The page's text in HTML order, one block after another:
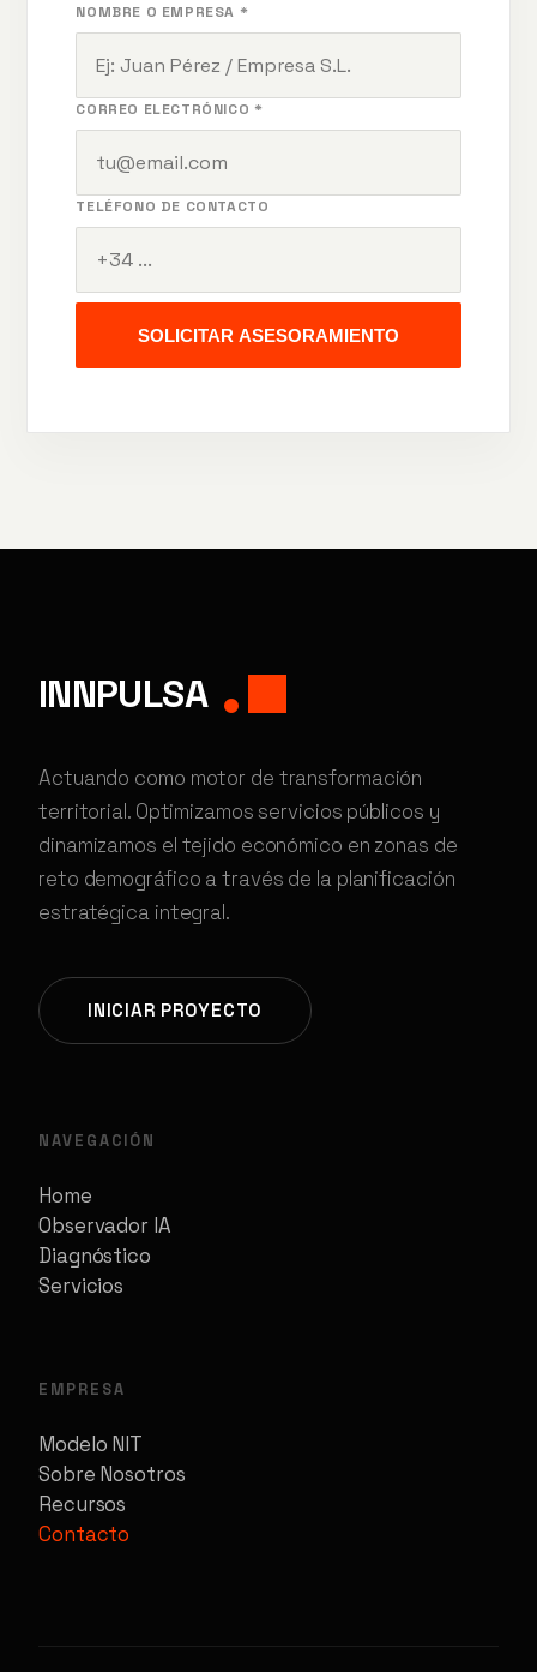
NOMBRE O EMPRESA *
CORREO ELECTRÓNICO *
TELÉFONO DE CONTACTO
SOLICITAR ASESORAMIENTO
INNPULSA
Actuando como motor de transformación
territorial. Optimizamos servicios públicos y
dinamizamos el tejido económico en zonas de
reto demográfico a través de la planificación
estratégica integral.
INICIAR PROYECTO
NAVEGACIÓN
Home
Observador IA
Diagnóstico
Servicios
EMPRESA
Modelo NIT
Sobre Nosotros
Recursos
Contacto